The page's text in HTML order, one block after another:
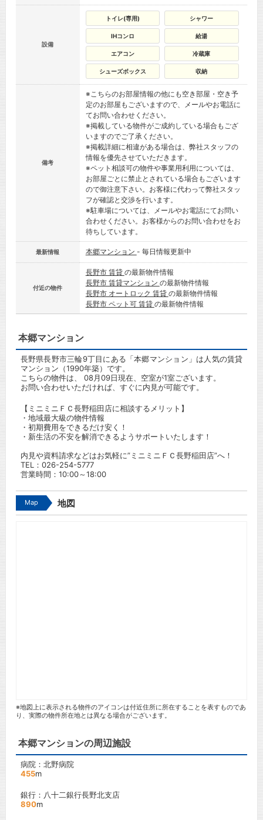
設備
トイレ(専用) シャワー
IHコンロ 給湯
エアコン 冷蔵庫
シューズボックス 収納
備考
※こちらのお部屋情報の他にも空き部屋・空き予
定のお部屋もございますので、メールやお電話に
てお問い合わせください。
※掲載している物件がご成約している場合もござ
いますのでご了承ください。
※掲載詳細に相違がある場合は、弊社スタッフの
情報を優先させていただきます。
※ペット相談可の物件や事業用利用については、
お部屋ごとに禁止とされている場合もございます
ので御注意下さい。お客様に代わって弊社スタッ
フが確認と交渉を行います。
※駐車場については、メールやお電話にてお問い
合わせください。お客様からのお問い合わせをお
待ちしています。
最新情報 本郷マンション - 毎日情報更新中
付近の物件
長野市 賃貸 の最新物件情報
長野市 賃貸マンション の最新物件情報
長野市 オートロック 賃貸 の最新物件情報
長野市 ペット可 賃貸 の最新物件情報
本郷マンション
長野県長野市三輪9丁目にある「本郷マンション」は人気の賃貸
マンション（1990年築）です。
こちらの物件は、 08月09日現在、空室が1室ございます。
お問い合わせいただければ、すぐに内見が可能です。
【ミニミニＦＣ長野稲田店に相談するメリット】
・地域最大級の物件情報
・初期費用をできるだけ安く！
・新生活の不安を解消できるようサポートいたします！
内見や資料請求などはお気軽に”ミニミニＦＣ長野稲田店”へ！
TEL： 026-254-5777
営業時間：10:00～18:00
Map 地図
※地図上に表示される物件のアイコンは付近住所に所在することを表すものであ
り、実際の物件所在地とは異なる場合がございます。
本郷マンションの周辺施設
病院：北野病院
455m
銀行：八十二銀行長野北支店
890m